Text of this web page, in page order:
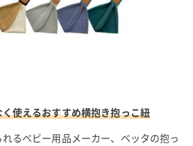
使えるおすすめ横抱き抱っこ紐
るベビー用品メーカー、ベッタの抱っ